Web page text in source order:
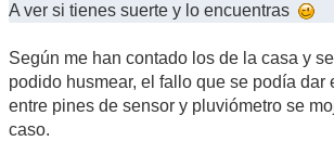
A ver si tienes suerte y lo encuentras
Según me han contado los de la casa y
podido husmear, el fallo que se podía dar
entre pines de sensor y pluviómetro se
caso.